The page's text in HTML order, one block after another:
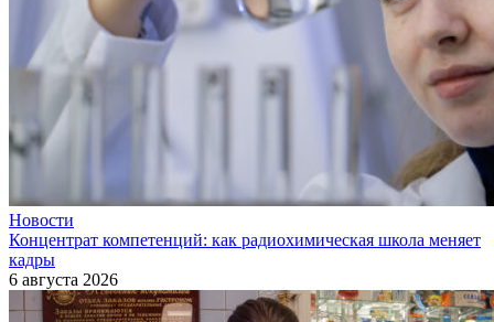
Новости
Концентрат компетенций: как радиохимическая школа меняет
кадры
6 августа 2026